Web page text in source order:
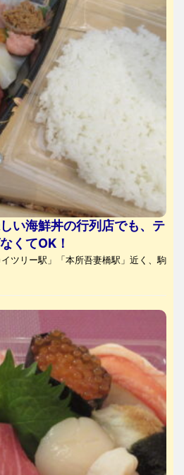
い海鮮丼の行列店でも、テ
くてOK！
ツリー駅」「本所吾妻橋駅」近く、駒